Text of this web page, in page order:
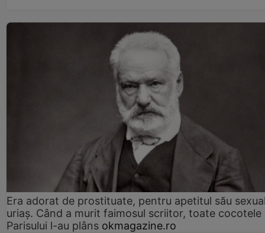
Era adorat de prostituate, pentru apetitul său
uriaș. Când a murit faimosul scriitor, toate cocotele
Parisului l-au plâns okmagazine.ro